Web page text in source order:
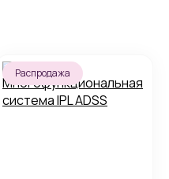
Распродажа